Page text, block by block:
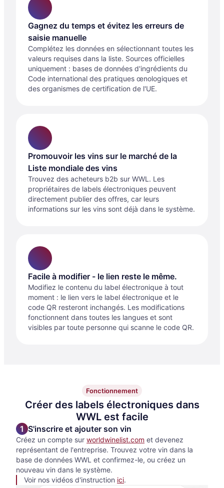
Gagnez du temps et évitez les erreurs de
saisie manuelle
Complétez les données en sélectionnant toutes les
valeurs requises dans la liste. Sources officielles
uniquement : bases de données d'ingrédients du
Code international des pratiques œnologiques et
des organismes de certification de l'UE.
Promouvoir les vins sur le marché de la
Liste mondiale des vins
Trouvez des acheteurs b2b sur WWL. Les
propriétaires de labels électroniques peuvent
directement publier des offres, car leurs
informations sur les vins sont déjà dans le système.
Facile à modifier - le lien reste le même.
Modifiez le contenu du label électronique à tout
moment : le lien vers le label électronique et le
code QR resteront inchangés. Les modifications
fonctionnent dans toutes les langues et sont
visibles par toute personne qui scanne le code QR.
Fonctionnement
Créer des labels électroniques dans
WWL est facile
S'inscrire et ajouter son vin
Créez un compte sur worldwinelist.com et devenez
représentant de l'entreprise. Trouvez votre vin dans la
base de données WWL et confirmez-le, ou créez un
nouveau vin dans le système.
Voir nos vidéos d'instruction ici.